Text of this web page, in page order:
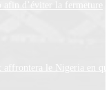
afin d’éviter la fermeture
affrontera le Nigeria en